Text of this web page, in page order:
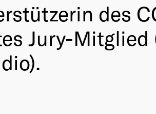
des
Jury-Mitglied